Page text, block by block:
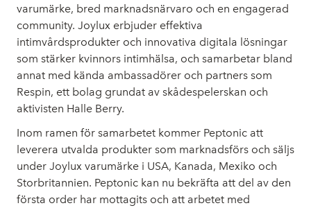
varumärke, bred marknadsnärvaro och en engagerad
community. Joylux erbjuder effektiva
intimvårdsprodukter och innovativa digitala lösningar
som stärker kvinnors intimhälsa, och samarbetar bland
annat med kända ambassadörer och partners som
Respin, ett bolag grundat av skådespelerskan och
aktivisten Halle Berry.
Inom ramen för samarbetet kommer Peptonic att
leverera utvalda produkter som marknadsförs och säljs
under Joylux varumärke i USA, Kanada, Mexiko och
Storbritannien. Peptonic kan nu bekräfta att del av den
första order har mottagits och att arbetet med